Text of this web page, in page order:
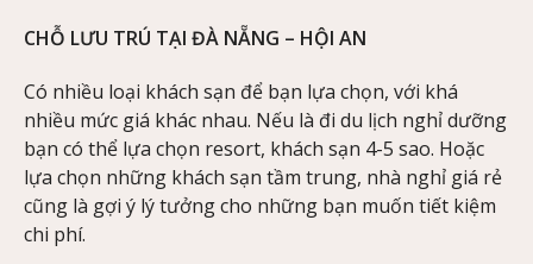
CHỖ LƯU TRÚ TẠI ĐÀ NẴNG – HỘI AN
Có nhiều loại khách sạn để bạn lựa chọn, với khá
nhiều mức giá khác nhau. Nếu là đi du lịch nghỉ dưỡng
bạn có thể lựa chọn resort, khách sạn 4-5 sao. Hoặc
lựa chọn những khách sạn tầm trung, nhà nghỉ giá rẻ
cũng là gợi ý lý tưởng cho những bạn muốn tiết kiệm
chi phí.